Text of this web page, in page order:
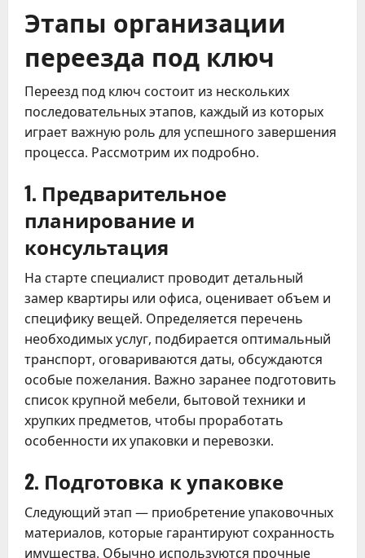
Этапы организации
переезда под ключ
Переезд под ключ состоит из нескольких
последовательных этапов, каждый из которых
играет важную роль для успешного завершения
процесса. Рассмотрим их подробно.
1. Предварительное
планирование и
консультация
На старте специалист проводит детальный
замер квартиры или офиса, оценивает объем и
специфику вещей. Определяется перечень
необходимых услуг, подбирается оптимальный
транспорт, оговариваются даты, обсуждаются
особые пожелания. Важно заранее подготовить
список крупной мебели, бытовой техники и
хрупких предметов, чтобы проработать
особенности их упаковки и перевозки.
2. Подготовка к упаковке
Следующий этап — приобретение упаковочных
материалов, которые гарантируют сохранность
имущества. Обычно используются прочные